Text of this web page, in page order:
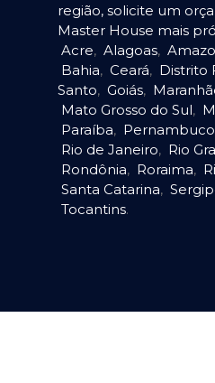
região, solicite um
Master House mais
Acre, Alagoas,
Bahia, Ceará, Distrito
Santo, Goiás,
Mato Grosso do Sul,
Paraíba, Pernambuco
Rio de Janeiro, Rio
Rondônia, Roraima,
Santa Catarina,
Tocantins.